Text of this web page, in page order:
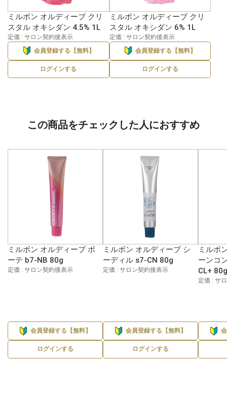
ミルボン オルディーブ クリ
スタル オキシダン 4.5% 1L
定価 : サロン契約後表示
会員登録する【無料】
ログインする
ミルボン オルディーブ クリ
スタル オキシダン 6% 1L
定価 : サロン契約後表示
会員登録する【無料】
ログインする
この商品をチェックした人におすすめ
ミルボン オルディーブ ボ
ーテ b7-NB 80g
定価 : サロン契約後表示
会員登録する【無料】
ログインする
ミルボン オルディーブ シ
ーディル s7-CN 80g
定価 : サロン契約後表示
会員登録する【無料】
ログインする
ミルボ
ーンコ
CL+ 80g
定価 : サ